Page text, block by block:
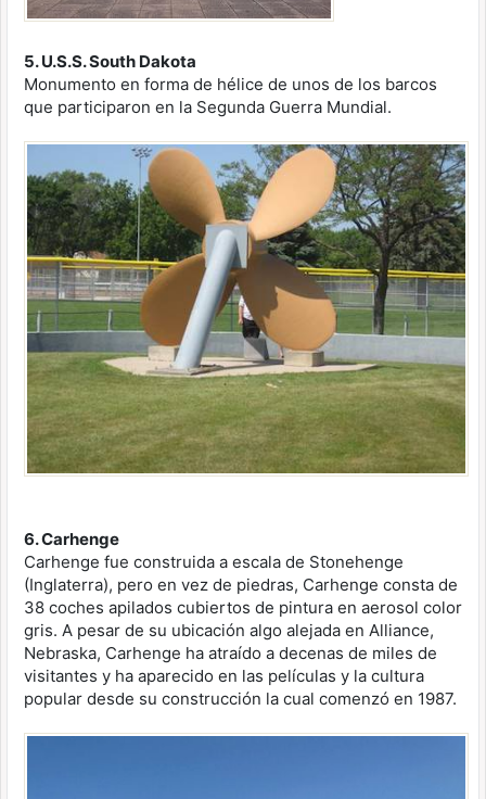
5. U.S.S. South Dakota
Monumento en forma de hélice de unos de los barcos
que participaron en la Segunda Guerra Mundial.
6. Carhenge
Carhenge fue construida a escala de Stonehenge
(Inglaterra), pero en vez de piedras, Carhenge consta de
38 coches apilados cubiertos de pintura en aerosol color
gris. A pesar de su ubicación algo alejada en Alliance,
Nebraska, Carhenge ha atraído a decenas de miles de
visitantes y ha aparecido en las películas y la cultura
popular desde su construcción la cual comenzó en 1987.